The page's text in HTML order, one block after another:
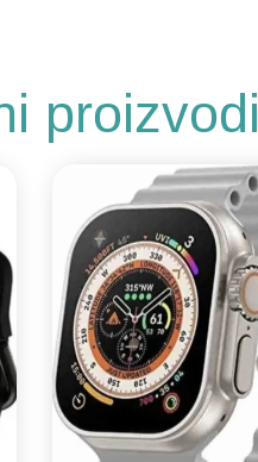
proizvodi